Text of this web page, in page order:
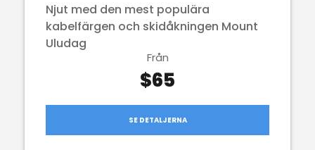
Njut med den mest populära
kabelfärgen och skidåkningen Mount
Uludag
Från
$65
SE DETALJERNA